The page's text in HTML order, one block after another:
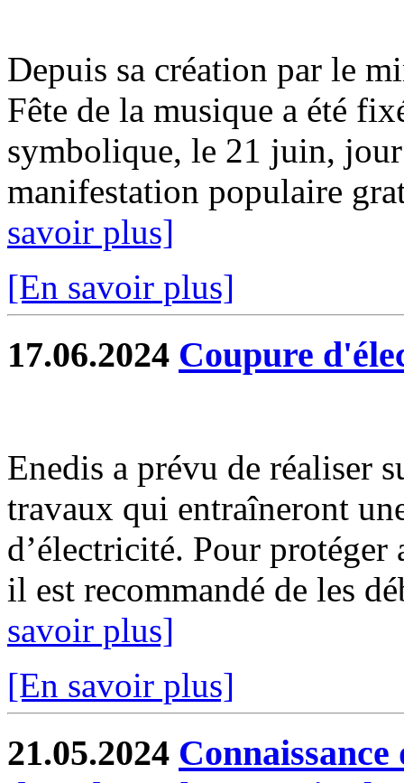
Depuis sa création par le
Fête de la musique a été
symbolique, le 21 juin,
manifestation populaire
savoir plus]
[En savoir plus]
17.06.2024 Coupure
Enedis a prévu de réaliser
travaux qui entraîneront
d’électricité. Pour protéger
il est recommandé de les
savoir plus]
[En savoir plus]
21.05.2024